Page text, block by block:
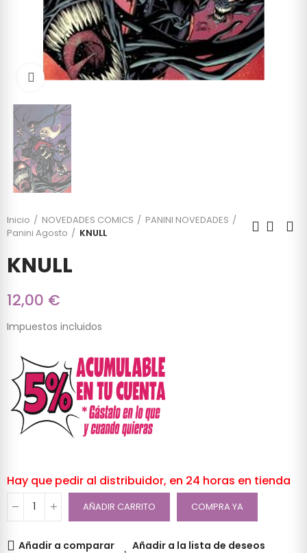
Click to enlarge
Inicio NOVEDADES COMICS
PANINI NOVEDADES
Panini Agosto
KNULL
KNULL
12,00 €
Impuestos incluidos
Hay que pedir al distribuidor, en 24 horas en tienda
AÑADIR CARRITO COMPRA YA
Añadir a comparar Añadir a la lista de deseos